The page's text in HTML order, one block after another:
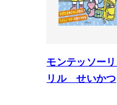
モンテッソー
リル せいかつ